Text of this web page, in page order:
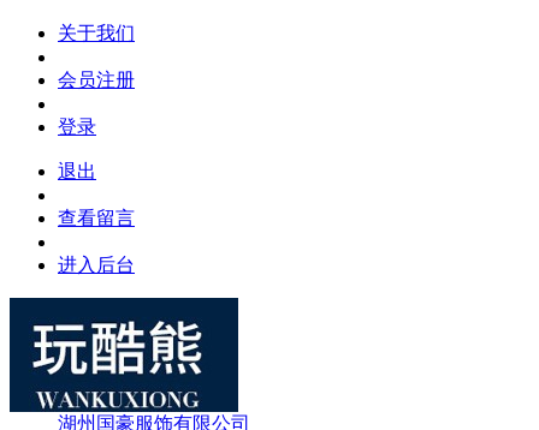
关于我们
会员注册
登录
退出
查看留言
进入后台
湖州国豪服饰有限公司